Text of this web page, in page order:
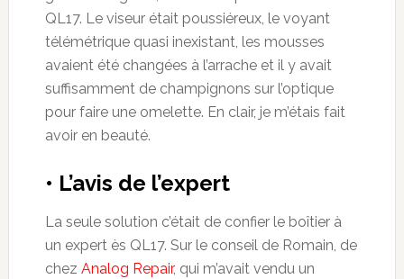
QL17. Le viseur était poussiéreux, le voyant
télémétrique quasi inexistant, les mousses
avaient été changées à l’arrache et il y avait
suffisamment de champignons sur l’optique
pour faire une omelette. En clair, je m’étais fait
avoir en beauté.
• L’avis de l’expert
La seule solution c’était de confier le boîtier à
un expert ès QL17. Sur le conseil de Romain, de
chez Analog Repair, qui m’avait vendu un